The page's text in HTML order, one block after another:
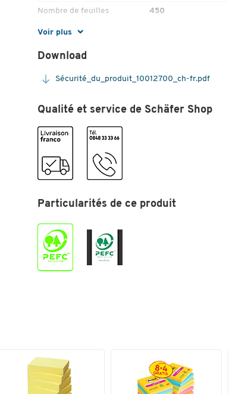
Voir plus
Nombre de feuilles 450
Nr. fabricant
Pièce(s) par paquet
Type 636 B
Couleurs
Coloris
Dimensions
Dimensions (mm) 76 x 76
Largeur (mm)
Download
Sécurité_du_produit_10012700_ch-fr.pdf
Qualité et service de Schäfer Shop
Particularités de ce produit